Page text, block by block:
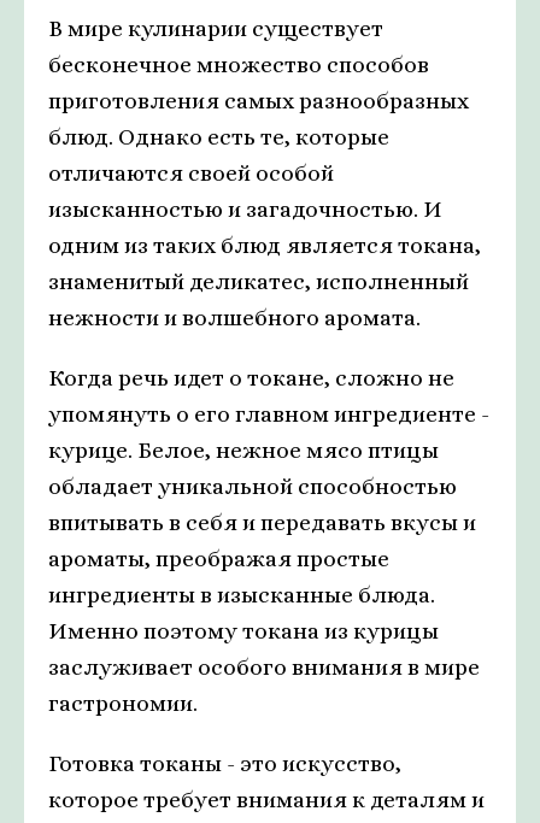
В мире кулинарии существует
бесконечное множество способов
приготовления самых разнообразных
блюд. Однако есть те, которые
отличаются своей особой
изысканностью и загадочностью. И
одним из таких блюд является токана,
знаменитый деликатес, исполненный
нежности и волшебного аромата.
Когда речь идет о токане, сложно не
упомянуть о его главном ингредиенте -
курице. Белое, нежное мясо птицы
обладает уникальной способностью
впитывать в себя и передавать вкусы и
ароматы, преображая простые
ингредиенты в изысканные блюда.
Именно поэтому токана из курицы
заслуживает особого внимания в мире
гастрономии.
Готовка токаны - это искусство,
которое требует внимания к деталям и